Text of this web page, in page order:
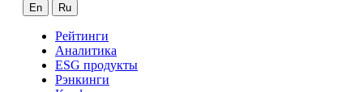
En Ru
Рейтинги
Аналитика
ESG продукты
Рэнкинги